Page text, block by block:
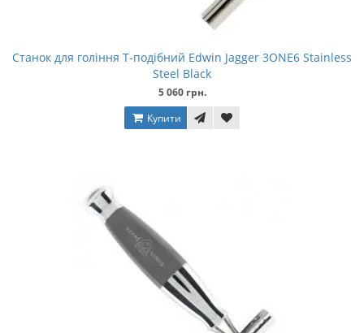
Станок для гоління Т-подібний Edwin Jagger 3ONE6 Stainless
Steel Black
5 060 грн.
Купити